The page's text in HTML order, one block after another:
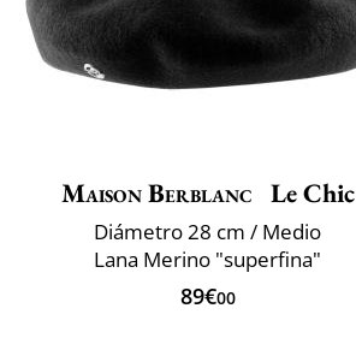
Maison Berblanc Le Chic
Diámetro 28 cm / Medio
Lana Merino "superfina"
89€00